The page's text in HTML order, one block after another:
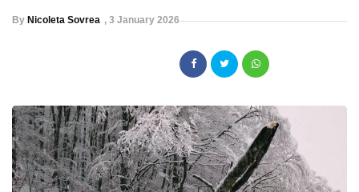
By Nicoleta Sovrea , 3 January 2026